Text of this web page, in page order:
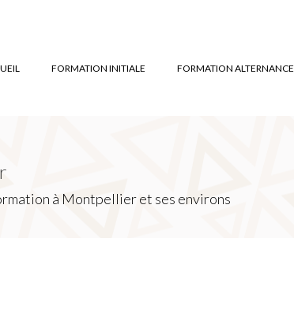
FORMATION INITIALE FORMATION ALTERNANCE
à Montpellier et ses environs